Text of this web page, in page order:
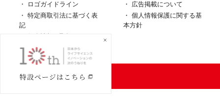
ロゴガイドライン
広告掲載について
特定商取引法に基づく表
記
個人情報保護に関する基
本方針
一般社団法人LINK-J